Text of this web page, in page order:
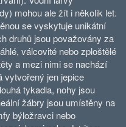
mohou ale žít i několik let.
se vyskytuje unikátní
druhů jsou považovány za
válcovité nebo zploštělé
a mezi nimi se nachází
vytvořený jen jepice
tykadla, nohy jsou
žábry jsou umístěny na
býložravci nebo